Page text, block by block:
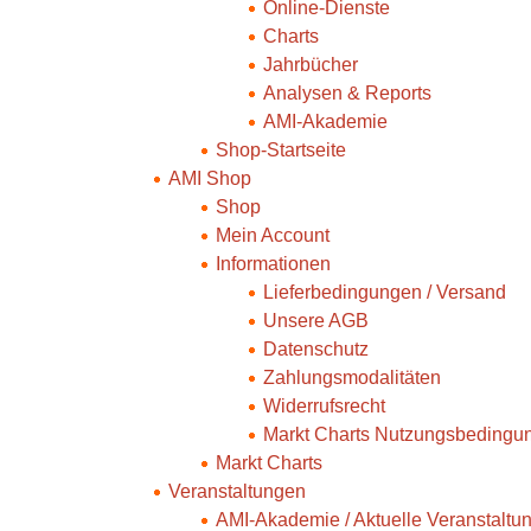
Online-Dienste
Charts
Jahrbücher
Analysen & Reports
AMI-Akademie
Shop-Startseite
AMI Shop
Shop
Mein Account
Informationen
Lieferbedingungen / Versand
Unsere AGB
Datenschutz
Zahlungsmodalitäten
Widerrufsrecht
Markt Charts
Markt Charts
Veranstaltungen
AMI-Akademie / Aktuelle